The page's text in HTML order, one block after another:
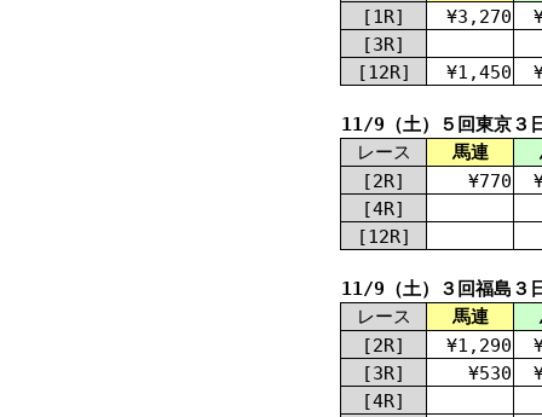
[1R]
¥3,270
[3R]
[12R]
¥1,450
11/9（土）５回東京３
レース
馬連
[2R]
¥770
[4R]
[12R]
11/9（土）３回福島３
レース
馬連
[2R]
¥1,290
[3R]
¥530
[4R]